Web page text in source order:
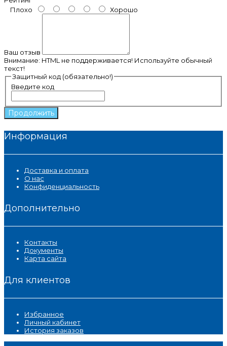
Плохо
Хорошо
Ваш отзыв
Внимание: HTML не поддерживается! Используйте обычный
текст!
Защитный код (обязательно!)
Введите код
Продолжить
Информация
Доставка и оплата
О нас
Конфиденциальность
Дополнительно
Контакты
Документы
Карта сайта
Для клиентов
Избранное
Личный кабинет
История заказов